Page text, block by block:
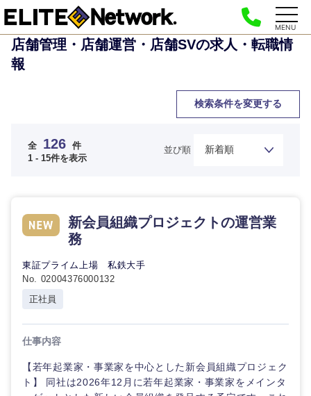
MENU
店舗管理・店舗運営・店舗SVの求人・転職情
報
検索条件を変更する
全 126 件
1 - 15件を表示
並び順
新会員組織プロジェクトの運営業
務
東証プライム上場 私鉄大手
No. 02004376000132
正社員
仕事内容
【若年起業家・事業家を中心とした新会員組織プロジェク
ト】 同社は2026年12月に若年起業家・事業家をメインタ